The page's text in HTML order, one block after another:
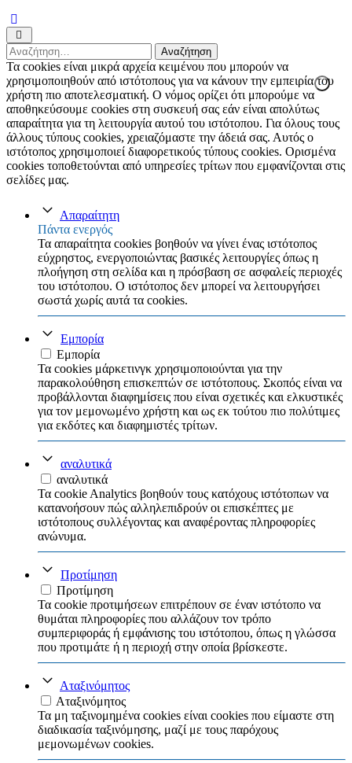
Αναζήτηση
για:
Τα cookies είναι μικρά αρχεία κειμένου που μπορούν να
χρησιμοποιηθούν από ιστότοπους για να κάνουν την εμπειρία του
χρήστη πιο αποτελεσματική. Ο νόμος ορίζει ότι μπορούμε να
αποθηκεύσουμε cookies στη συσκευή σας εάν είναι απολύτως
απαραίτητα για τη λειτουργία αυτού του ιστότοπου. Για όλους τους
άλλους τύπους cookies, χρειαζόμαστε την άδειά σας. Αυτός ο
ιστότοπος χρησιμοποιεί διαφορετικούς τύπους cookies. Ορισμένα
cookies τοποθετούνται από υπηρεσίες τρίτων που εμφανίζονται στις
σελίδες μας.
Απαραίτητη
Πάντα ενεργός
Τα απαραίτητα cookies βοηθούν να γίνει ένας ιστότοπος
εύχρηστος, ενεργοποιώντας βασικές λειτουργίες όπως η
πλοήγηση στη σελίδα και η πρόσβαση σε ασφαλείς περιοχές
του ιστότοπου. Ο ιστότοπος δεν μπορεί να λειτουργήσει
σωστά χωρίς αυτά τα cookies.
Εμπορία
Εμπορία
Τα cookies μάρκετινγκ χρησιμοποιούνται για την
παρακολούθηση επισκεπτών σε ιστότοπους. Σκοπός είναι να
προβάλλονται διαφημίσεις που είναι σχετικές και ελκυστικές
για τον μεμονωμένο χρήστη και ως εκ τούτου πιο πολύτιμες
για εκδότες και διαφημιστές τρίτων.
αναλυτικά
αναλυτικά
Τα cookie Analytics βοηθούν τους κατόχους ιστότοπων να
κατανοήσουν πώς αλληλεπιδρούν οι επισκέπτες με
ιστότοπους συλλέγοντας και αναφέροντας πληροφορίες
ανώνυμα.
Προτίμηση
Προτίμηση
Τα cookie προτιμήσεων επιτρέπουν σε έναν ιστότοπο να
θυμάται πληροφορίες που αλλάζουν τον τρόπο
συμπεριφοράς ή εμφάνισης του ιστότοπου, όπως η γλώσσα
που προτιμάτε ή η περιοχή στην οποία βρίσκεστε.
Αταξινόμητος
Αταξινόμητος
Τα μη ταξινομημένα cookies είναι cookies που είμαστε στη
διαδικασία ταξινόμησης, μαζί με τους παρόχους
μεμονωμένων cookies.